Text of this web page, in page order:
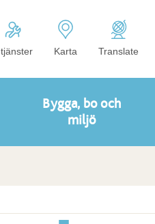
Karta Translate
Bygga, bo och
miljö